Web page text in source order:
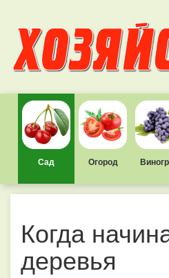
Сад Огород
Когда
деревья